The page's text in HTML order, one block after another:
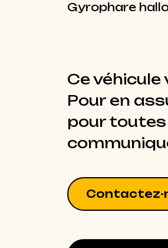
Gyrophare
Ce
Pour en
pour toutes
Contactez-